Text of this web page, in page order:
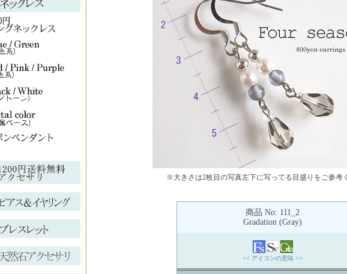
※大きさは2枚目の写真左下に写ってる目盛りをご参考
商品 No: 111_2
Gradation (Gray)
<< アイコンの意味 >>